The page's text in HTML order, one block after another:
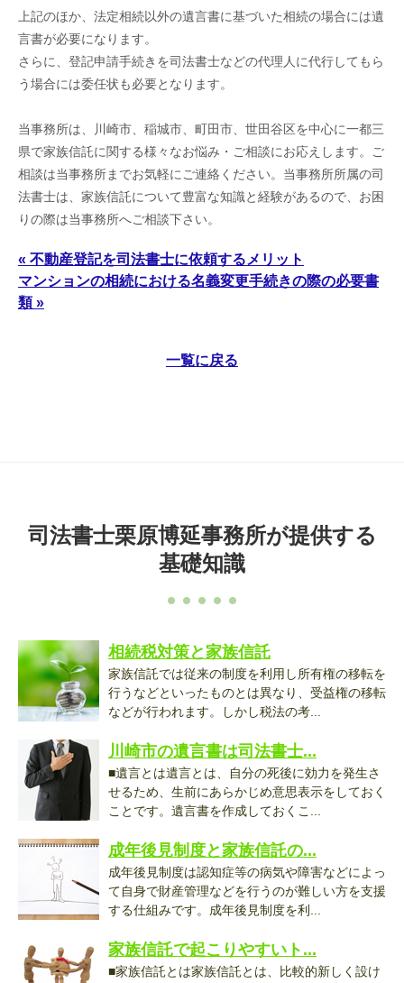
上記のほか、法定相続以外の遺言書に基づいた相続の場合には遺
言書が必要になります。
さらに、登記申請手続きを司法書士などの代理人に代行してもら
う場合には委任状も必要となります。
当事務所は、川崎市、稲城市、町田市、世田谷区を中心に一都三
県で家族信託に関する様々なお悩み・ご相談にお応えします。ご
相談は当事務所までお気軽にご連絡ください。当事務所所属の司
法書士は、家族信託について豊富な知識と経験があるので、お困
りの際は当事務所へご相談下さい。
« 不動産登記を司法書士に依頼するメリット
マンションの相続における名義変更手続きの際の必要書
類 »
一覧に戻る
司法書士栗原博延事務所が提供する
基礎知識
相続税対策と家族信託
家族信託では従来の制度を利用し所有権の移転を
行うなどといったものとは異なり、受益権の移転
などが行われます。しかし税法の考...
川崎市の遺言書は司法書士...
■遺言とは遺言とは、自分の死後に効力を発生さ
せるため、生前にあらかじめ意思表示をしておく
ことです。遺言書を作成しておくこ...
成年後見制度と家族信託の...
成年後見制度は認知症等の病気や障害などによっ
て自身で財産管理などを行うのが難しい方を支援
する仕組みです。成年後見制度を利...
家族信託で起こりやすいト...
■家族信託とは家族信託とは、比較的新しく設け